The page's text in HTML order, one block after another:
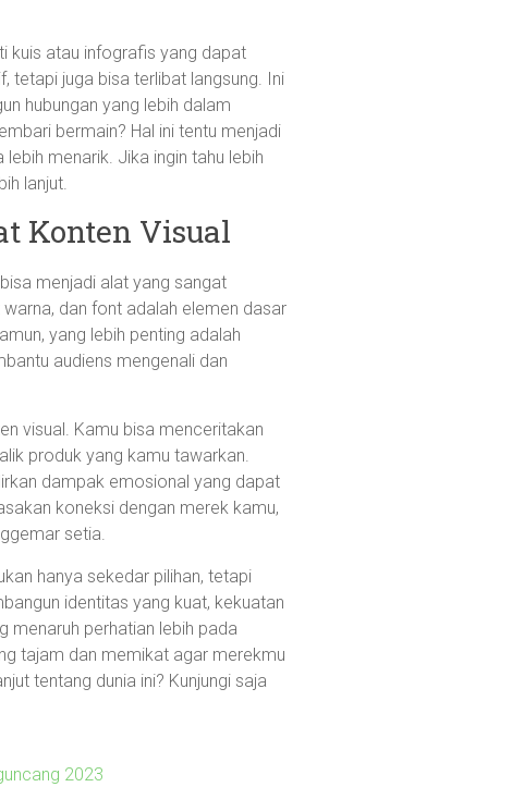
kuis atau infografis yang dapat
tetapi juga bisa terlibat langsung. Ini
hubungan yang lebih dalam
bermain? Hal ini tentu menjadi
menarik. Jika ingin tahu lebih
lanjut.
Konten Visual
menjadi alat yang sangat
dan font adalah elemen dasar
yang lebih penting adalah
audiens mengenali dan
visual. Kamu bisa menceritakan
produk yang kamu tawarkan.
dampak emosional yang dapat
koneksi dengan merek kamu,
setia.
hanya sekedar pilihan, tetapi
identitas yang kuat, kekuatan
menaruh perhatian lebih pada
tajam dan memikat agar merekmu
tentang dunia ini? Kunjungi saja
2023